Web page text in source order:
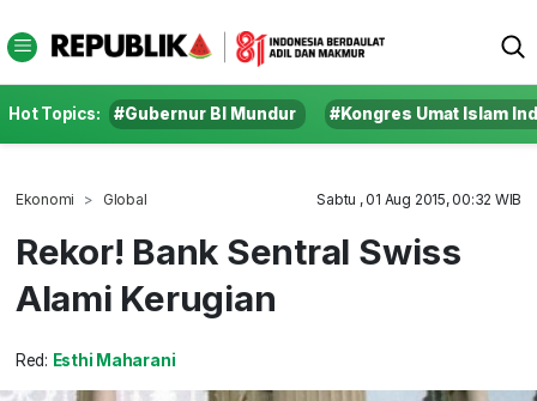
Hot Topics: #Gubernur BI Mundur #Kongres Umat Islam
Ekonomi Global Sabtu , 01 Aug 2015, 00:32 WIB
Rekor! Bank Sentral Swiss
Alami Kerugian
Red: Esthi Maharani